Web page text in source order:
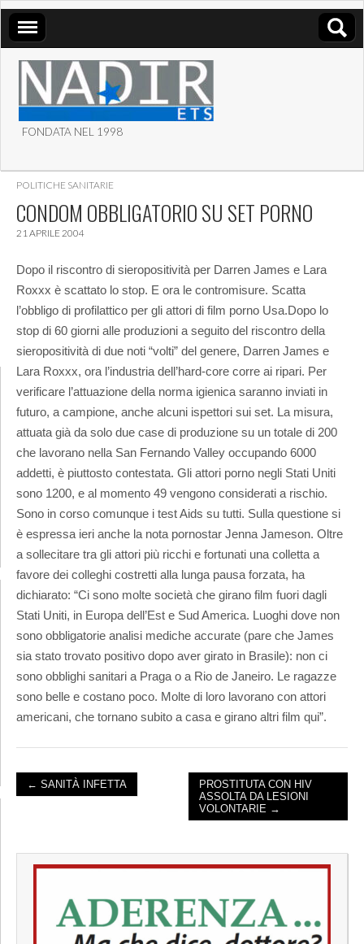
ASSOCIAZIONE NADIR
ETS
FONDATA NEL 1998
POLITICHE SANITARIE
CONDOM OBBLIGATORIO SU SET PORNO
21 APRILE 2004
Dopo il riscontro di sieropositività per Darren James e Lara
Roxxx è scattato lo stop. E ora le contromisure. Scatta
l’obbligo di profilattico per gli attori di film porno Usa.Dopo lo
stop di 60 giorni alle produzioni a seguito del riscontro della
sieropositività di due noti “volti” del genere, Darren James e
Lara Roxxx, ora l’industria dell’hard-core corre ai ripari. Per
verificare l’attuazione della norma igienica saranno inviati in
futuro, a campione, anche alcuni ispettori sui set. La misura,
attuata già da solo due case di produzione su un totale di 200
che lavorano nella San Fernando Valley occupando 6000
addetti, è piuttosto contestata. Gli attori porno negli Stati Uniti
sono 1200, e al momento 49 vengono considerati a rischio.
Sono in corso comunque i test Aids su tutti. Sulla questione si
è espressa ieri anche la nota pornostar Jenna Jameson. Oltre
a sollecitare tra gli attori più ricchi e fortunati una colletta a
favore dei colleghi costretti alla lunga pausa forzata, ha
dichiarato: “Ci sono molte società che girano film fuori dagli
Stati Uniti, in Europa dell’Est e Sud America. Luoghi dove non
sono obbligatorie analisi mediche accurate (pare che James
sia stato trovato positivo dopo aver girato in Brasile): non ci
sono obblighi sanitari a Praga o a Rio de Janeiro. Le ragazze
sono belle e costano poco. Molte di loro lavorano con attori
americani, che tornano subito a casa e girano altri film qui”.
← SANITÀ INFETTA
PROSTITUTA CON HIV
ASSOLTA DA LESIONI
VOLONTARIE →